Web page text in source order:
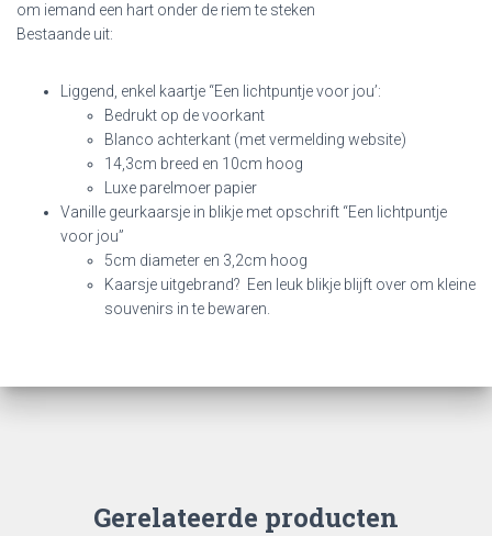
om iemand een hart onder de riem te steken
Bestaande uit:
Liggend, enkel kaartje “Een lichtpuntje voor jou’:
Bedrukt op de voorkant
Blanco achterkant (met vermelding website)
14,3cm breed en 10cm hoog
Luxe parelmoer papier
Vanille geurkaarsje in blikje met opschrift “Een lichtpuntje
voor jou”
5cm diameter en 3,2cm hoog
Kaarsje uitgebrand? Een leuk blikje blijft over om kleine
souvenirs in te bewaren.
Gerelateerde producten